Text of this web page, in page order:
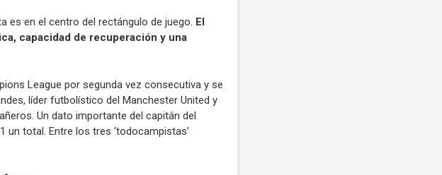
es en el centro del rectángulo de juego. El
capacidad de recuperación y una
League por segunda vez consecutiva y se
líder futbolístico del Manchester United y
Un dato importante del capitán del
total. Entre los tres ‘todocampistas’